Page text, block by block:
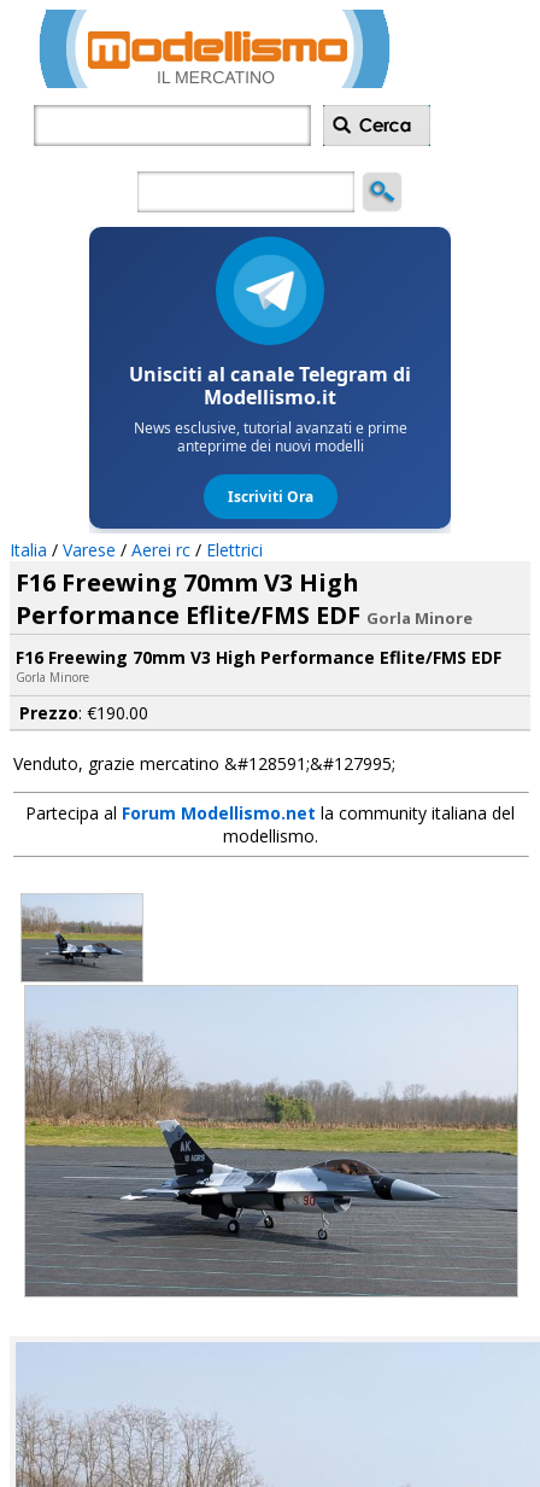
Italia / Varese / Aerei rc / Elettrici
F16 Freewing 70mm V3 High
Performance Eflite/FMS EDF Gorla Minore
F16 Freewing 70mm V3 High Performance Eflite/FMS EDF
Gorla Minore
Prezzo: €190.00
Venduto, grazie mercatino &#128591;&#127995;
Partecipa al Forum Modellismo.net la community italiana del
modellismo.